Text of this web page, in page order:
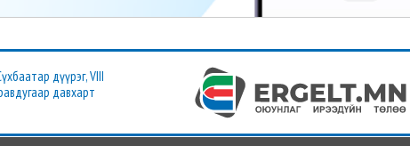
дүүрэг, VIII
давхарт